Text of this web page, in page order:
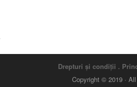
Drepturi și condiții .
Copyright © 2019 ·